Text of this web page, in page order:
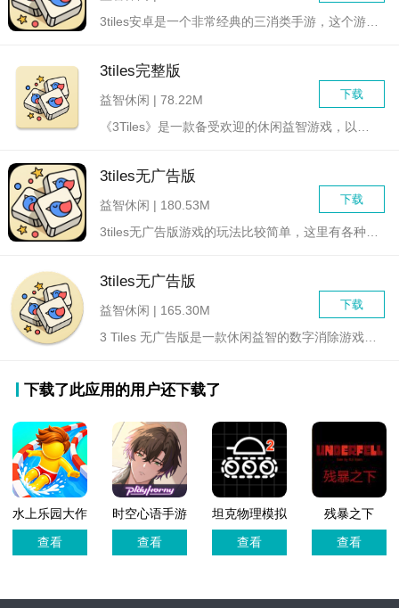
3tiles完整版
下载
益智休闲 | 78.22M
3tiles无广告版
下载
益智休闲 | 180.53M
3tiles无广告版
下载
益智休闲 | 165.30M
下载了此应用的用户还下载了
水上乐园大作
战游戏正版
查看
时空心语手游
最新版
查看
坦克物理模拟
器2畅玩版
查看
残暴之下
(Underfell)游
戏
查看